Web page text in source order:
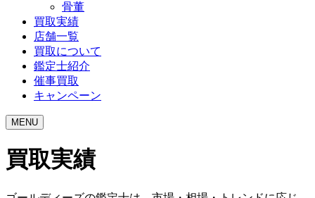
骨董
買取実績
店舗一覧
買取について
鑑定士紹介
催事買取
キャンペーン
MENU
買取実績